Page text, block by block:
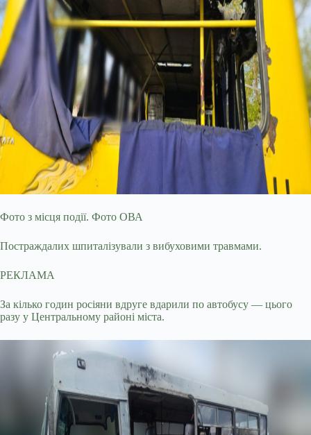
Фото з місця події. Фото ОВА
Постраждалих шпиталізували з вибуховими травмами.
РЕКЛАМА
За кілько годин росіяни вдруге вдарили по автобусу — цього
разу у Центральному районі міста.